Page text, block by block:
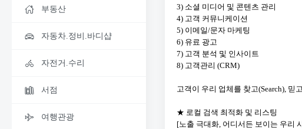
부동산
자동차.정비.바디샵
자전거.수리
서점
여행관광
3) 소셜 미디어 및 콘텐츠 관리
4) 고객 커뮤니케이션
5) 이메일/문자 마케팅
6) 유료 광고
7) 고객 분석 및 인사이트
8) 고객관리 (CRM)
고객이 우리 업체를 찾고(Search), 믿
★ 로컬 검색 최적화 및 리스팅
[노출 극대화, 어디서든 보이는 우리